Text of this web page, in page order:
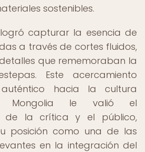
sostenibles.
capturar la esencia de
a través de cortes fluidos,
que rememoraban la
Este acercamiento
hacia la cultura
Mongolia le valió el
de la crítica y el público,
posición como una de las
en la integración del